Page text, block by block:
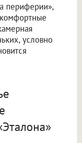
периферии»,
условно